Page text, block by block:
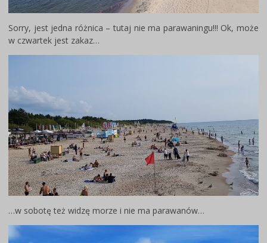
Sorry, jest jedna różnica – tutaj nie ma parawaningu!!! Ok, może
w czwartek jest zakaz…
…w sobotę też widzę morze i nie ma parawanów…